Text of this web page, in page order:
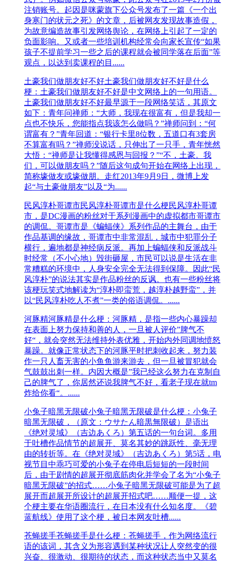
注销账号。起因是咪蒙旗下公众号发布了一篇《一个出
身寒门的状元之死》的文章，后被网友发现故事造假，
为故意编造故事引发网络舆论，在网络上引起了一定的
负面影响。又或者一些培训机构经常会向家长宣传“如果
孩子不提前学习一些之后的课程就会被同学落在后面”等
观点，以达到卖课程的目......
土豪我们做朋友好不好土豪我们做朋友好不好是什么
梗：土豪我们做朋友好不好是中文网络上的一句用语。
土豪我们做朋友好不好最早源于一段网络笑话，其原文
如下：青年问禅师：“大师，我现在很富有，但是我却一
点也不快乐，您能指点我该怎么做吗？”禅师问到：“何
谓富有？”青年回道：“银行卡里8位数，五道口有3套房
不算富有吗？”禅师没说话，只伸出了一只手，青年恍然
大悟：“禅师是让我懂得感恩与回报？”“不，土豪。我
们，可以做朋友吗？”随后这句成句开始在网络上出现，
简称壕做友或壕做朋。走红2013年9月9日，微博上发
起“与土豪做朋友”以及“为......
民风淳朴哥谭市民风淳朴哥谭市是什么梗民风淳朴哥谭
市，‌‌‌‌‌‌‌是DC漫画的粉丝对于系列漫画中的虚拟都市哥谭市
的调侃。哥谭市是《蝙蝠侠》系列作品的主舞台，由于
作品基调的缘故，哥谭市中非常混乱，城市中犯罪分子
横行，遍地都是神经病反派。再加上蝙蝠侠和反派战斗
时经常（不小心地）毁街砸屋，市民可以说是生活在非
常糟糕的环境中，人身安全完全无法得到保障。因此“民
风淳朴”的说法其实是作品粉丝的反讽。也有一些粉丝将
该梗玩笑式地解读为“淳朴即蛮荒，越淳朴越野蛮”，并
以“民风淳朴吃人不煮”一类的俗语调侃。......
河豚精河豚精是什么梗：河豚精，是指一些内心暴躁却
在表面上努力保持和善的人，一旦被人评价”脾气不
好“，就会突然无法维持外表优雅，开始内外同调地愤怒
暴躁。就像正常状态下的河豚平时把刺收起来，努力装
作一只人畜无害的小鱼鱼游来游去，但一旦被冒犯就会
气鼓鼓出刺一样。内因大概是”我已经这么努力在克制自
己的脾气了，你居然还说我脾气不好，看老子现在就tm
炸给你看“。......
小兔子暗黑无限破小兔子暗黑无限破是什么梗：小兔子
暗黑无限破，（原文：ウサたん暗黒無限破）是语出
《绝对灵域》（吉边あくろ）第五话的一句台词。多用
于吐槽作品情节的超展开、莫名其妙的跳跃性、毫无理
由的转折等。在《绝对灵域》（吉边あくろ）第5话，电
视节目中乖巧可爱的小兔子在停电后短短的一段时间
后，由于剧情的超展开彻底筋肉化并学会了名为“小兔子
暗黑无限破”的招式……小兔子暗黑无限破可能是为了超
展开而超展开所设计的超展开招式吧……顺便一提，这
个梗主要在华语圈流行，在日本没有什么知名度。《碧
蓝航线》使用了这个梗，被日本网友吐槽......
苍蝇搓手苍蝇搓手是什么梗：苍蝇搓手，作为网络流行
语的该词，其含义为形容遇到某种状况让人突然变的很
兴奋、很激动、很期待的状态，而这种状态当中又莫名